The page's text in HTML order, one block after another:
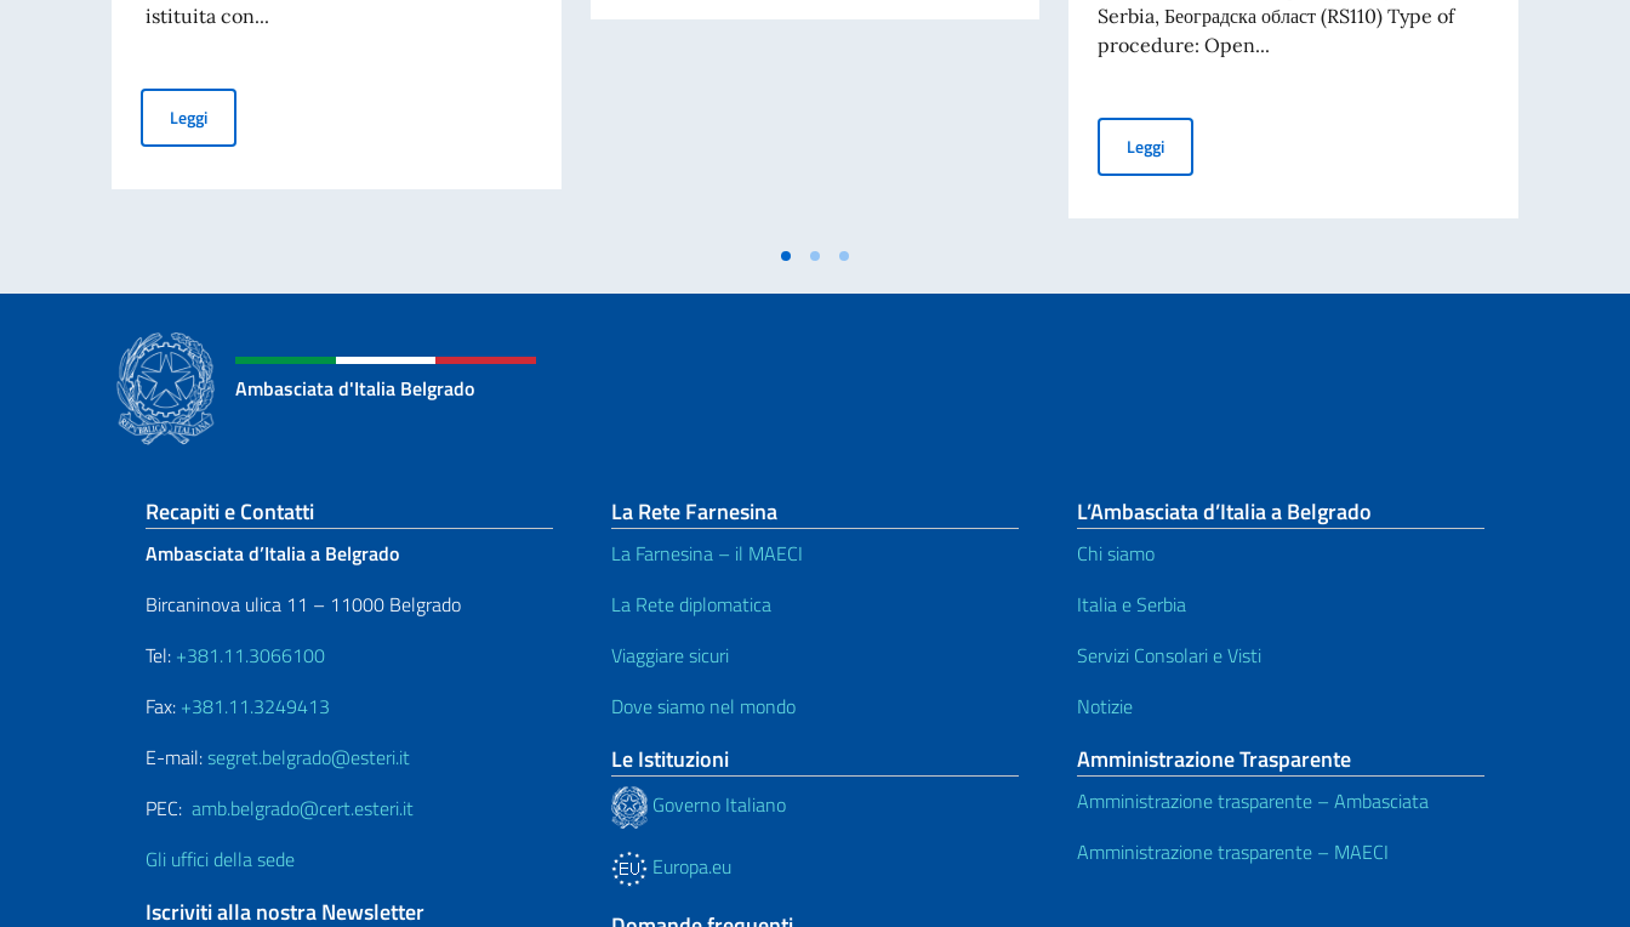
istituita con...
LeggiCOMMEMORAZIONE DEL 70. ANNIVERSARIO DEL DISASTRO DI MARCINELLE. MESSAGGIO AI CONNAZIONALI DEL VICE PRESIDENTE DEL CONSIGLIO DEI MINISTRI E MINISTRO DEGLI AFFARI
Serbia, Београдска област (RS110) Type of
procedure: Open...
LeggiTENDER FOR PURCHASE OF LABORATORY EQUIPMENT FOR
Ambasciata d'Italia Belgrado
Sezione footer
Recapiti e Contatti
Ambasciata d’Italia a Belgrado
Bircaninova ulica 11 – 11000 Belgrado
Tel: +381.11.3066100
Fax: +381.11.3249413
E-mail:segret.belgrado@esteri.it
PEC: amb.belgrado@cert.esteri.it
Gli uffici della sede
Iscriviti alla nostra Newsletter
La Rete Farnesina
La Farnesina – il MAECI
La Rete diplomatica
Viaggiare sicuri
Dove siamo nel mondo
Le Istituzioni
Governo Italiano
Europa.eu
L’Ambasciata d’Italia a Belgrado
Chi siamo
Italia e Serbia
Servizi Consolari e Visti
Notizie
Amministrazione Trasparente
Amministrazione trasparente – Ambasciata
Amministrazione trasparente – MAECI